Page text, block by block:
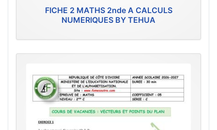
FICHE 2 MATHS 2nde A CALCULS
NUMERIQUES BY TEHUA